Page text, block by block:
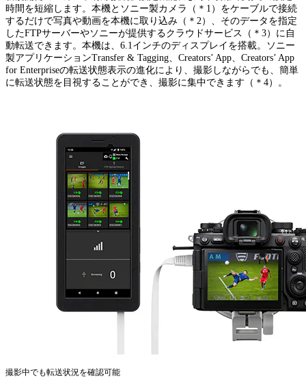
時間を短縮します。本機とソニー製カメラ（＊1）をケーブルで接続
するだけで写真や動画を本機に取り込み（＊2）、そのデータを指定
したFTPサーバーやソニーが提供するクラウドサービス（＊3）に自
動転送できます。本機は、6.1インチのディスプレイを搭載。ソニー
製アプリケーションTransfer & Tagging、Creators’ App、Creators’ App
for Enterpriseの転送状態表示の進化により、撮影しながらでも、簡単
に転送状態を目視することができ、撮影に集中できます（＊4）。
撮影中でも転送状況を確認可能